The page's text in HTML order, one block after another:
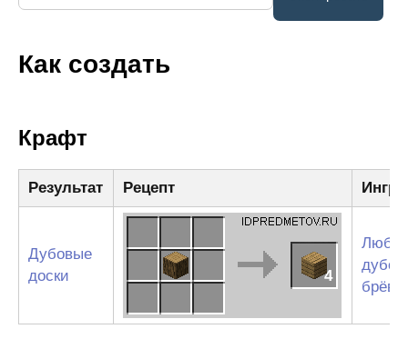
Как создать
Крафт
Результат Рецепт
Дубовые
доски
4